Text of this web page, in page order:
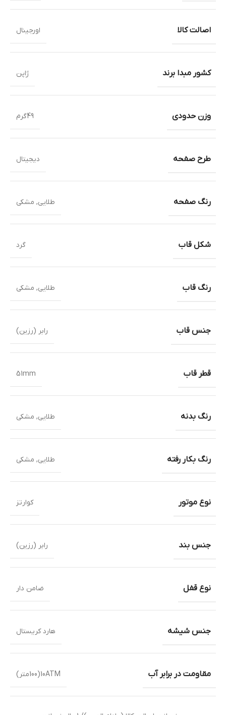
اصالت کالا اورجینال
کشور مبدا برند ژاپن
وزن حدودی 49گرم
طرح صفحه دیجیتال
رنگ صفحه طلایی, مشکی
شکل قاب گرد
رنگ قاب طلایی, مشکی
جنس قاب رابر (رزین)
قطر قاب 51mm
رنگ بدنه طلایی, مشکی
رنگ بکار رفته طلایی, مشکی
نوع موتور کوارتز
جنس بند رابر (رزین)
نوع قفل ضامن دار
جنس شیشه هارد کریستال
مقاومت در برابر آب 10ATM(100متر)